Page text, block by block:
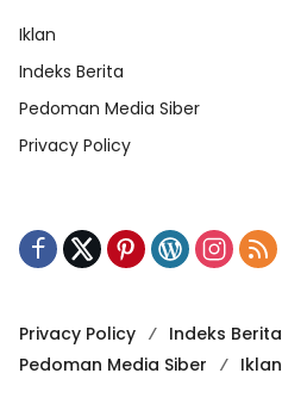
Iklan
Indeks Berita
Pedoman Media Siber
Privacy Policy
Privacy Policy
Indeks Berita
Pedoman Media Siber
Iklan